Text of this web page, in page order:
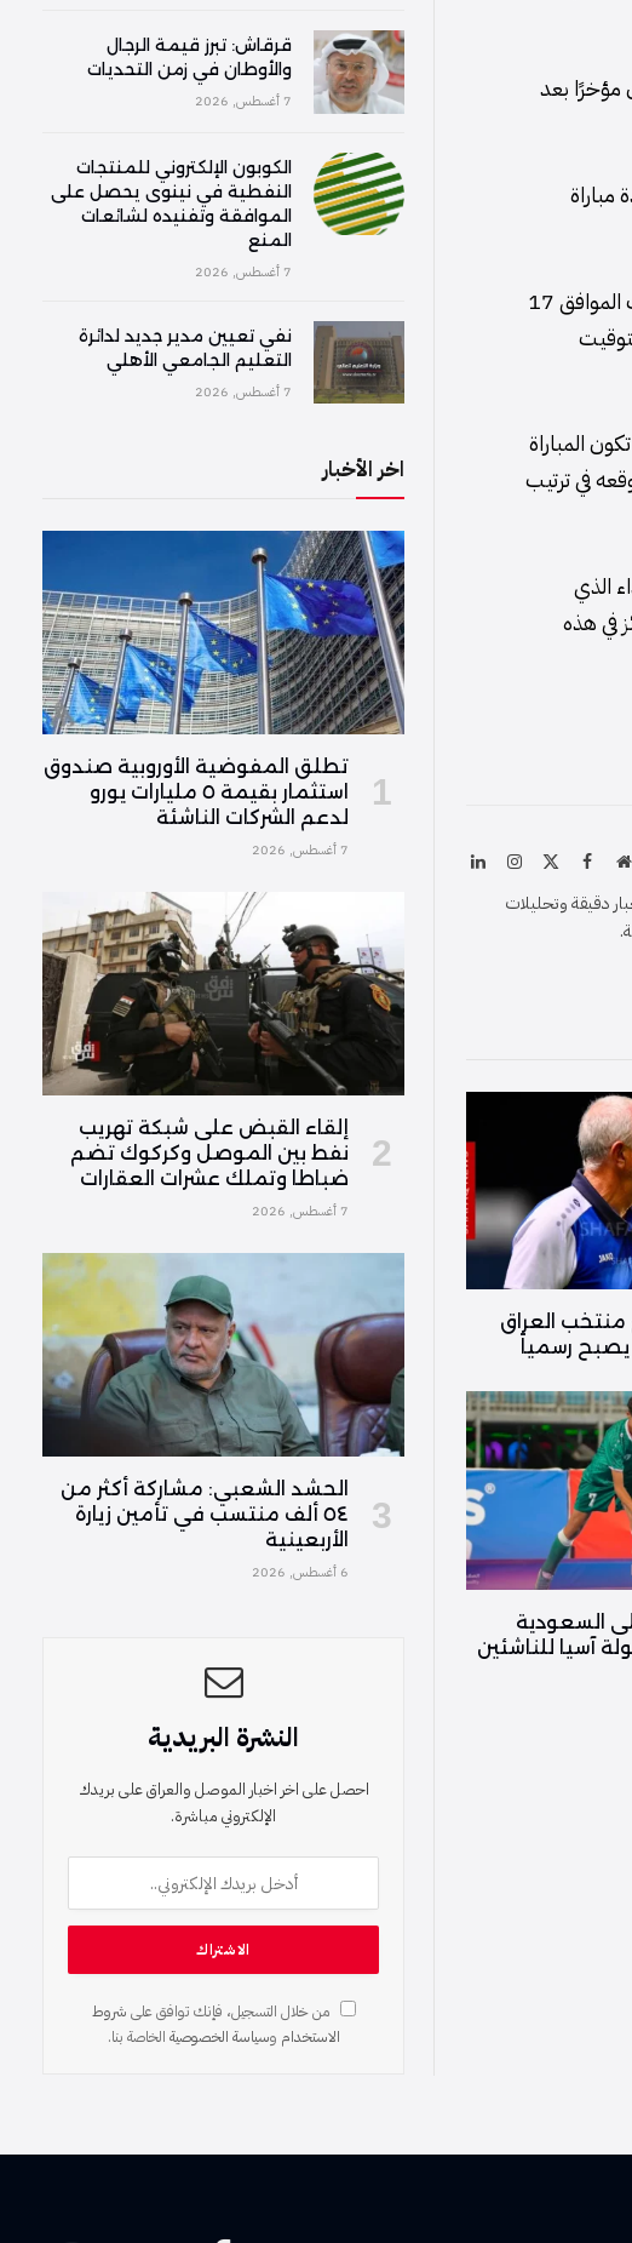
مؤخرًا بعد
مواجهة مانشستر يونايتد ومانشستر سيتي في الجولة الثانية والعشرين من الدوري الإنجليزي الممتاز ستُقام يوم السبت الموافق 17
بتوقيت
المباراة
في ترتيب
الذي
في هذه
موقعفيسبوك الانستغرام
لينكدإن
دقيقة وتحليلات
منتخب العراق
السعودية
آسيا للناشئين
قرقاش: تبرز قيمة الرجال
والأوطان في زمن التحديات
7 أغسطس, 2026
الكوبون الإلكتروني للمنتجات
النفطية في نينوى يحصل على
الموافقة وتفنيده لشائعات
المنع
7 أغسطس, 2026
نفي تعيين مدير جديد لدائرة
التعليم الجامعي الأهلي
7 أغسطس, 2026
اخر الأخبار
تطلق المفوضية الأوروبية صندوق
استثمار بقيمة ٥ مليارات يورو
لدعم الشركات الناشئة
7 أغسطس, 2026
إلقاء القبض على شبكة تهريب
نفط بين الموصل وكركوك تضم
ضباطا وتملك عشرات العقارات
7 أغسطس, 2026
الحشد الشعبي: مشاركة أكثر من
٥٤ ألف منتسب في تأمين زيارة
الأربعينية
6 أغسطس, 2026
النشرة البريدية
احصل على اخر اخبار الموصل والعراق على بريدك
الإلكتروني مباشرة.
من خلال التسجيل، فإنك توافق على شروط
الاستخدام وسياسة الخصوصية الخاصة بنا.